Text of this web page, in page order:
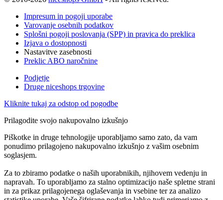
Impresum in pogoji uporabe
Varovanje osebnih podatkov
Splošni pogoji poslovanja (SPP) in pravica do preklica
Izjava o dostopnosti
Nastavitve zasebnosti
Preklic ABO naročnine
Podjetje
Druge niceshops trgovine
Kliknite tukaj za odstop od pogodbe
Prilagodite svojo nakupovalno izkušnjo
Piškotke in druge tehnologije uporabljamo samo zato, da vam
ponudimo prilagojeno nakupovalno izkušnjo z vašim osebnim
soglasjem.
Za to zbiramo podatke o naših uporabnikih, njihovem vedenju in
napravah. To uporabljamo za stalno optimizacijo naše spletne strani
in za prikaz prilagojenega oglaševanja in vsebine ter za analizo